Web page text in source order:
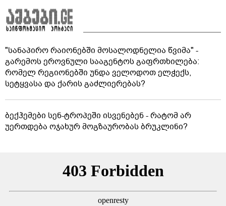
"სანაპირო რაიონებში მოსალოდნელია წვიმა" -
გარემოს ეროვნული სააგენტოს გაფრთხილება:
რომელ რეგიონებში უნდა ველოდოთ ელჭექს,
სეტყვასა და ქარის გაძლიერებას?
ბექჰემები სენ-ტროპეში ისვენებენ - რატომ არ
უერთდება ოჯახურ მოგზაურობას ბრუკლინი?